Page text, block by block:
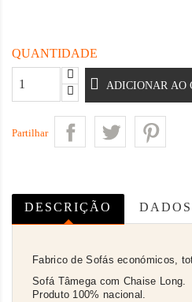
QUANTIDADE
ADICIONAR AO
Partilhar
DESCRIÇÃO
Fabrico de Sofás económicos,
Sofá Tâmega com Chaise Long.
Produto 100% nacional.